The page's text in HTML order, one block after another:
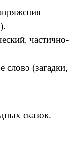
частично-
слово (загадки,
сказок.